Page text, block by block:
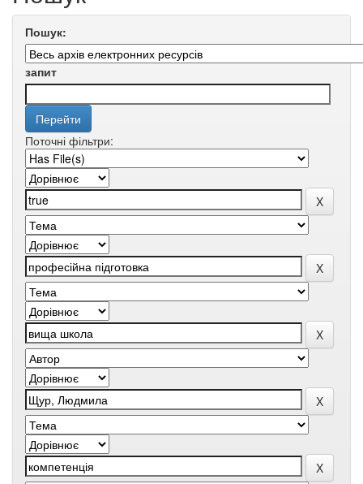
Пошук:
запит
Поточні фільтри: